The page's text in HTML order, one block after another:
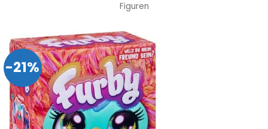
Figuren
-21%